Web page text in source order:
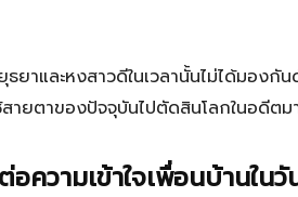
ยาและหงสาวดีในเวลานั้นไม่ได้มองกั
สายตาของปัจจุบันไปตัดสินโลกในอดีตม
ความเข้าใจเพื่อนบ้านใน